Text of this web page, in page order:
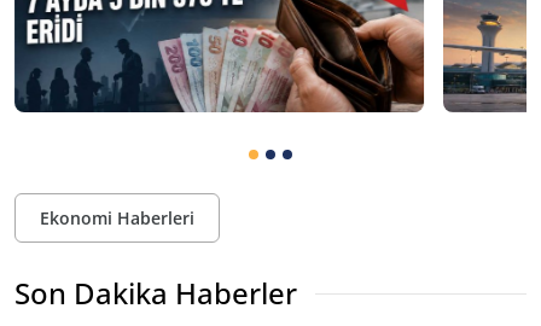
Ekonomi Haberleri
Son Dakika Haberler